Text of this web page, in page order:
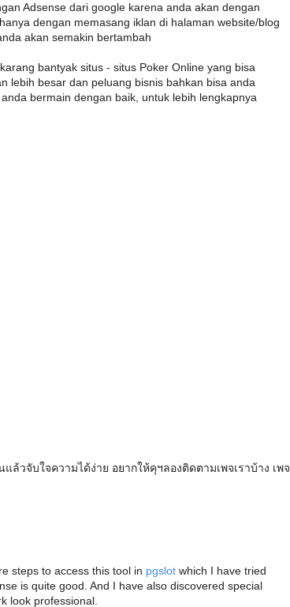
Adsense dari google karena anda akan dengan
dengan memasang iklan di halaman website/blog
akan semakin bertambah
bantyak situs - situs Poker Online yang bisa
lebih besar dan peluang bisnis bahkan bisa anda
bermain dengan baik, untuk lebih lengkapnya
วจับใจความได้ง่าย อยากให้คุฯลองติดตามเพจเราบ้าง เพจ
steps to access this tool in pgslot which I have tried
is quite good. And I have also discovered special
look professional.